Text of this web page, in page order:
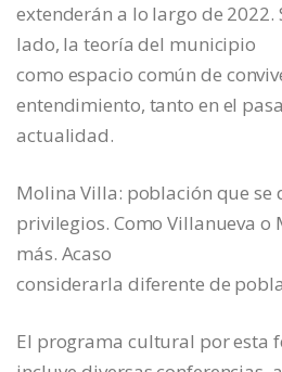
extenderán a lo largo de 2022.
lado, la teoría del municipio
como espacio común de
entendimiento, tanto en el
actualidad.
Molina Villa: población que se
privilegios. Como Villanueva o
más. Acaso
considerarla diferente de
El programa cultural por esta